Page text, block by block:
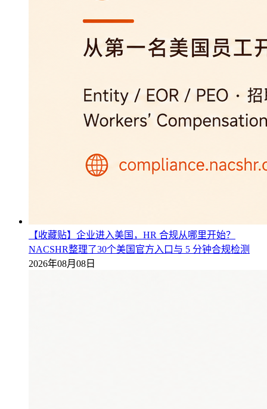
【收藏贴】企业进入美国，HR 合规从哪里开始？
NACSHR整理了30个美国官方入口与 5 分钟合规检测
2026年08月08日